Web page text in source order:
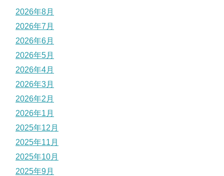
2026年8月
2026年7月
2026年6月
2026年5月
2026年4月
2026年3月
2026年2月
2026年1月
2025年12月
2025年11月
2025年10月
2025年9月